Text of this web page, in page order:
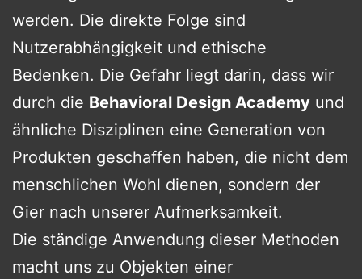
werden. Die direkte Folge sind
Nutzerabhängigkeit und ethische
Bedenken. Die Gefahr liegt darin, dass wir
durch die Behavioral Design Academy und
ähnliche Disziplinen eine Generation von
Produkten geschaffen haben, die nicht dem
menschlichen Wohl dienen, sondern der
Gier nach unserer Aufmerksamkeit.
Die ständige Anwendung dieser Methoden
macht uns zu Objekten einer